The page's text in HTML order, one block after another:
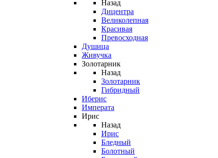
Назад
Дицентра
Великолепная
Красивая
Превосходная
Душица
Живучка
Золотарник
Назад
Золотарник
Гибридный
Иберис
Императа
Ирис
Назад
Ирис
Бледный
Болотный